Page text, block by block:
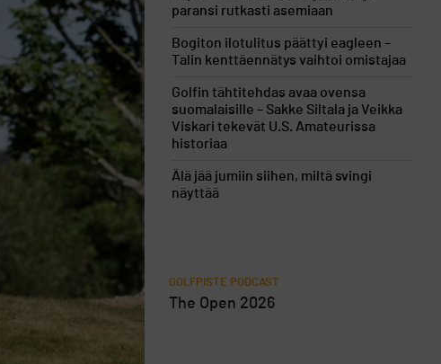
paransi rutkasti asemiaan
Bogiton ilotulitus päättyi eagleen –
Talin kenttäennätys vaihtoi omistajaa
Golfin tähtitehdas avaa ovensa
suomalaisille – Sakke Siltala ja Veikka
Viskari tekevät U.S. Amateurissa
historiaa
Älä jää jumiin siihen, miltä svingi
näyttää
GOLFPISTE PODCAST
The Open 2026